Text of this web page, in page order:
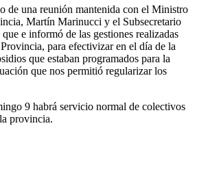
de una reunión mantenida con el Ministro
Martín Marinucci y el Subsecretario
e informó de las gestiones realizadas
para efectivizar en el día de la
que estaban programados para la
que nos permitió regularizar los
9 habrá servicio normal de colectivos
provincia.